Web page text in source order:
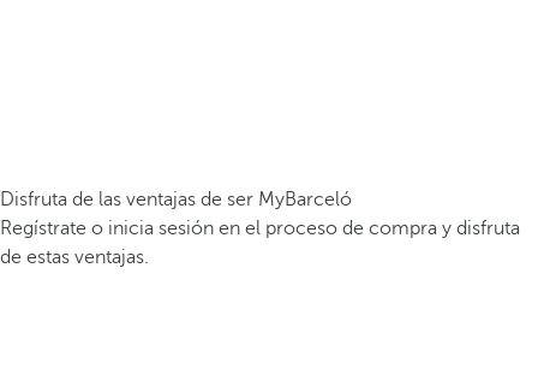
Disfruta de las ventajas de ser MyBarceló
Regístrate o inicia sesión en el proceso de compra y disfruta
de estas ventajas.